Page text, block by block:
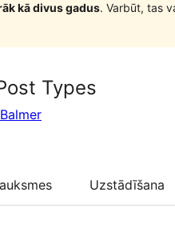
kā divus gadus. Varbūt, tas
Types
Uzstādīšana